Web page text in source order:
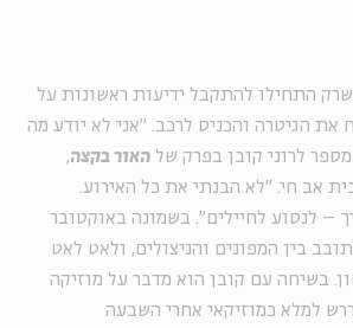
התחילו להתקבל ידיעות ראשונות על
את הגיטרה והכניס לרכב. "אני לא יודע מה
לרוני קובן בפרק של האור בקצה,
אב חי. "לא הבנתי את כל האירוע.
– לנסוע לחיילים". בשמונה באוקטובר
בין המפונים והניצולים, ולאט לאט
בשיחה עם קובן הוא מדבר על מוזיקה
למלא כמוזיקאי אחרי השבעה